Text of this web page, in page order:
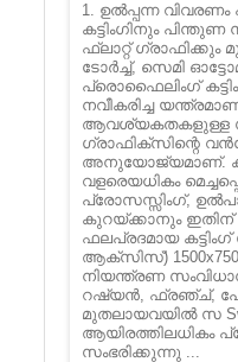
1. ഉൽ‌പ്പന്ന
കട്ടിംഗിനും
ഫ്ലാറ്റ് ഗ്രാഫിക്കും
ടോർച്ച്, സെമി
പ്രൊഫൈലിംഗ്
നവീകരിച്ച
ആവശ്യകതകളുള്ള
ഗ്രാഫിക്സിന്റെ
അനുയോജ്യമാണ്.
വളരെയധികം
പ്രോസസ്സിംഗ്,
കുറയ്ക്കാനും ഇതിന്
ഫലപ്രദമായ
ആക്സിസ്)
നിയന്ത്രണ
റഷ്യൻ, ഫ്രഞ്ച്,
മുതലായവയിൽ സ
ആയിരത്തിലധികം
സംഭരിക്കുന്നു ...